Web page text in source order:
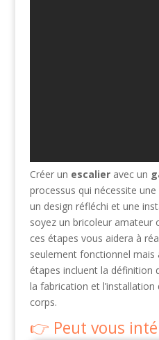
Créer un escalieravec un
processus qui nécessite
un design réfléchi et une
soyez un bricoleur amateur
ces étapes vous aidera à
seulement fonctionnel mais
étapes incluent la définition
la fabrication et l’installation
corps.
Peut vous